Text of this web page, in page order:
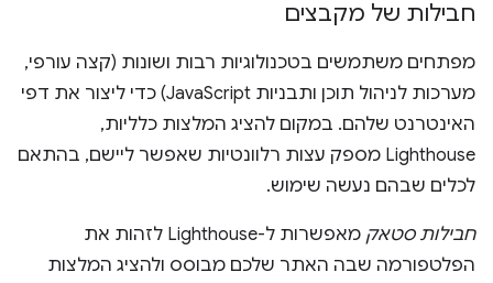
חבילות של מקבצים
מפתחים משתמשים בטכנולוגיות רבות ושונות (קצה עורפי,
מערכות לניהול תוכן ותבניות JavaScript) כדי ליצור את דפי
האינטרנט שלהם. במקום להציג המלצות כלליות,
Lighthouse מספק עצות רלוונטיות שאפשר ליישם, בהתאם
לכלים שבהם נעשה שימוש.
חבילות סטאק
מאפשרות ל-Lighthouse לזהות את
הפלטפורמה שבה האתר שלכם מבוסס ולהציג המלצות